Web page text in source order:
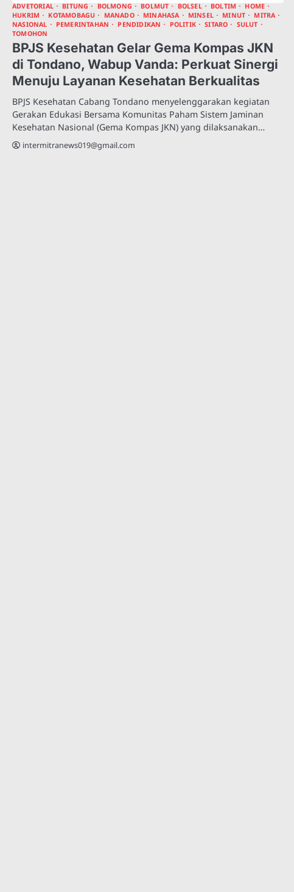
ADVETORIAL BITUNG BOLMONG BOLMUT BOLSEL BOLTIM
HOME
HUKRIM
KOTAMOBAGU MANADO MINAHASA MINSEL MINUT
MITRA
NASIONAL
PEMERINTAHAN PENDIDIKAN POLITIK SITARO
SULUT
TOMOHON
BPJS Kesehatan Gelar Gema Kompas JKN
di Tondano, Wabup Vanda: Perkuat Sinergi
Menuju Layanan Kesehatan Berkualitas
BPJS Kesehatan Cabang Tondano menyelenggarakan kegiatan
Gerakan Edukasi Bersama Komunitas Paham Sistem Jaminan
Kesehatan Nasional (Gema Kompas JKN) yang dilaksanakan…
intermitranews019@gmail.com